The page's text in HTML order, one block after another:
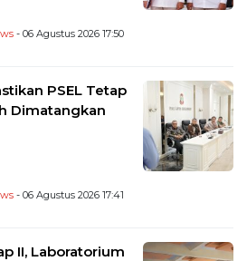
- 06 Agustus 2026 17:50
PSEL Tetap
Dimatangkan
- 06 Agustus 2026 17:41
II, Laboratorium